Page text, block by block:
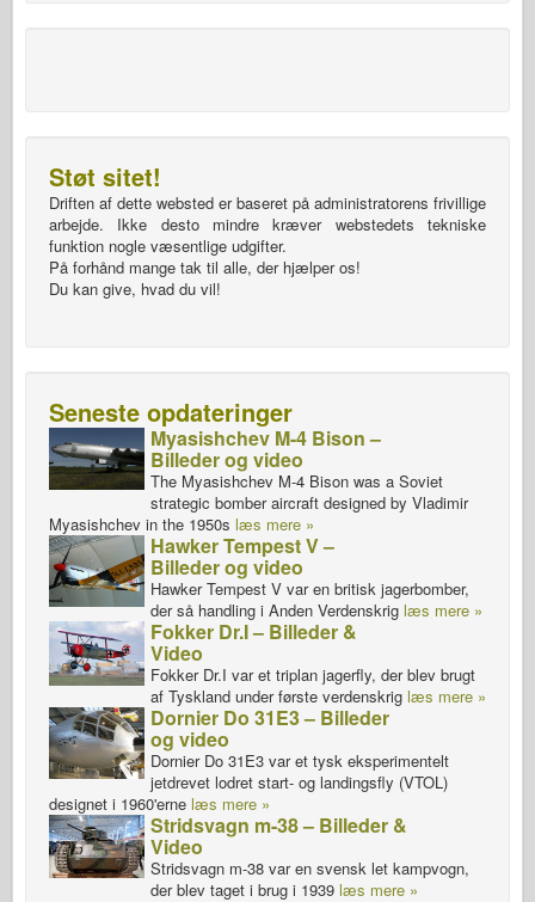
Støt sitet!
Driften af dette websted er baseret på administratorens frivillige
arbejde. Ikke desto mindre kræver webstedets tekniske
funktion nogle væsentlige udgifter.
På forhånd mange tak til alle, der hjælper os!
Du kan give, hvad du vil!
Seneste opdateringer
Myasishchev M-4 Bison –
Billeder og video
The Myasishchev M-4 Bison was a Soviet
strategic bomber aircraft designed by Vladimir
Myasishchev in the 1950s læs mere »
Hawker Tempest V –
Billeder og video
Hawker Tempest V var en britisk jagerbomber,
der så handling i Anden Verdenskrig læs mere »
Fokker Dr.I – Billeder &
Video
Fokker Dr.I var et triplan jagerfly, der blev brugt
af Tyskland under første verdenskrig læs mere »
Dornier Do 31E3 – Billeder
og video
Dornier Do 31E3 var et tysk eksperimentelt
jetdrevet lodret start- og landingsfly (VTOL)
designet i 1960'erne læs mere »
Stridsvagn m-38 – Billeder &
Video
Stridsvagn m-38 var en svensk let kampvogn,
der blev taget i brug i 1939 læs mere »